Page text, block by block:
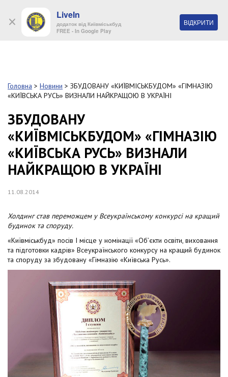
Про
Головна > Новини > ЗБУДОВАНУ «КИЇВМІСЬКБУДОМ» «ГІМНАЗІЮ
«КИЇВСЬКА РУСЬ» ВИЗНАЛИ НАЙКРАЩОЮ В УКРАЇНІ
ЗБУДОВАНУ
«КИЇВМІСЬКБУДОМ» «ГІМНАЗІЮ
«КИЇВСЬКА РУСЬ» ВИЗНАЛИ
НАЙКРАЩОЮ В УКРАЇНІ
11.08.2014
Холдинг став переможцем у Всеукраїнському конкурсі на кращий
будинок та споруду.
«Київміськбуд» посів І місце у номінації «Об’єкти освіти, виховання
та підготовки кадрів» Всеукраїнського конкурсу на кращий будинок
та споруду за збудовану «Гімназію «Київська Русь».
LiveIn
додаток від Київміськбуд
FREE - In Google Play
ВІДКРИТИ